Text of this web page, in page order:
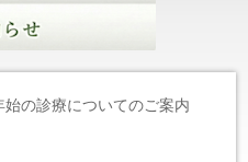
始の診療についてのご案内